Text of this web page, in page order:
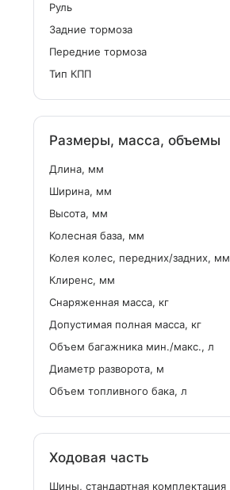
Руль
Задние тормоза
Передние тормоза
Тип КПП
Размеры, масса, объемы
Длина, мм
Ширина, мм
Высота, мм
Колесная база, мм
Колея колес, передних/задних, мм
Клиренс, мм
Снаряженная масса, кг
Допустимая полная масса, кг
Объем багажника мин./макс., л
Диаметр разворота, м
Объем топливного бака, л
Ходовая часть
Шины, стандартная комплектация